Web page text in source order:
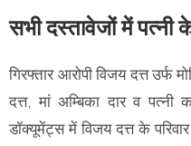
सभी दस्तावेजों में
गिरफ्तार आरोपी विजय दत्त उर्फ
दत्त, मां अम्बिका दार व
डॉक्यूमेंट्स में विजय दत्त के